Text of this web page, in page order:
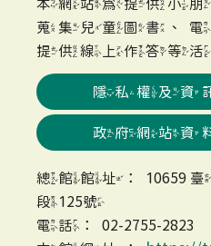
本網站為提供小
蒐集兒童圖書、
提供線上作答等
隱私權及資
政府網站資
總館館址：10659
段125號
電話：02-2755-2823